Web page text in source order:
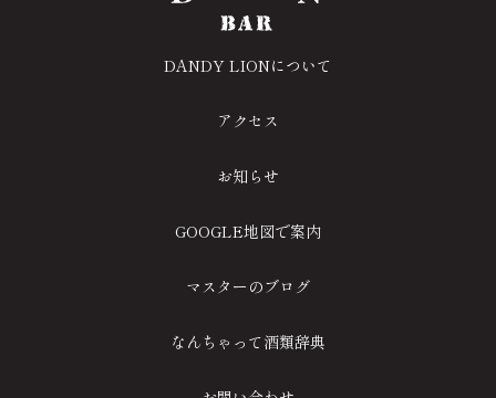
DANDY LIONについて
アクセス
お知らせ
GOOGLE地図で案内
マスターのブログ
なんちゃって酒類辞典